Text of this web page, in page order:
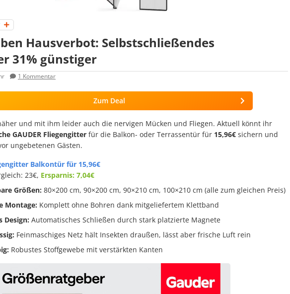
Hausverbot: Selbstschließendes
31% günstiger
1 Kommentar
Zum Deal
und mit ihm leider auch die nervigen Mücken und Fliegen. Aktuell könnt ihr
GAUDER Fliegengitter für die Balkon- oder Terrassentür für 15,96€ sichern und
ungebetenen Gästen.
Balkontür für 15,96€
23€, Ersparnis: 7,04€
Größen: 80×200 cm, 90×200 cm, 90×210 cm, 100×210 cm (alle zum gleichen Preis)
Montage: Komplett ohne Bohren dank mitgeliefertem Klettband
Design: Automatisches Schließen durch stark platzierte Magnete
Feinmaschiges Netz hält Insekten draußen, lässt aber frische Luft rein
Robustes Stoffgewebe mit verstärkten Kanten